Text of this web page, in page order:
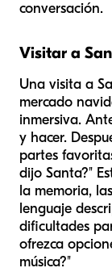
conversación.
Visitar a
Una visita a
mercado
inmersiva.
y hacer.
partes
dijo Santa?"
la memoria,
lenguaje
dificultades
ofrezca
música?"